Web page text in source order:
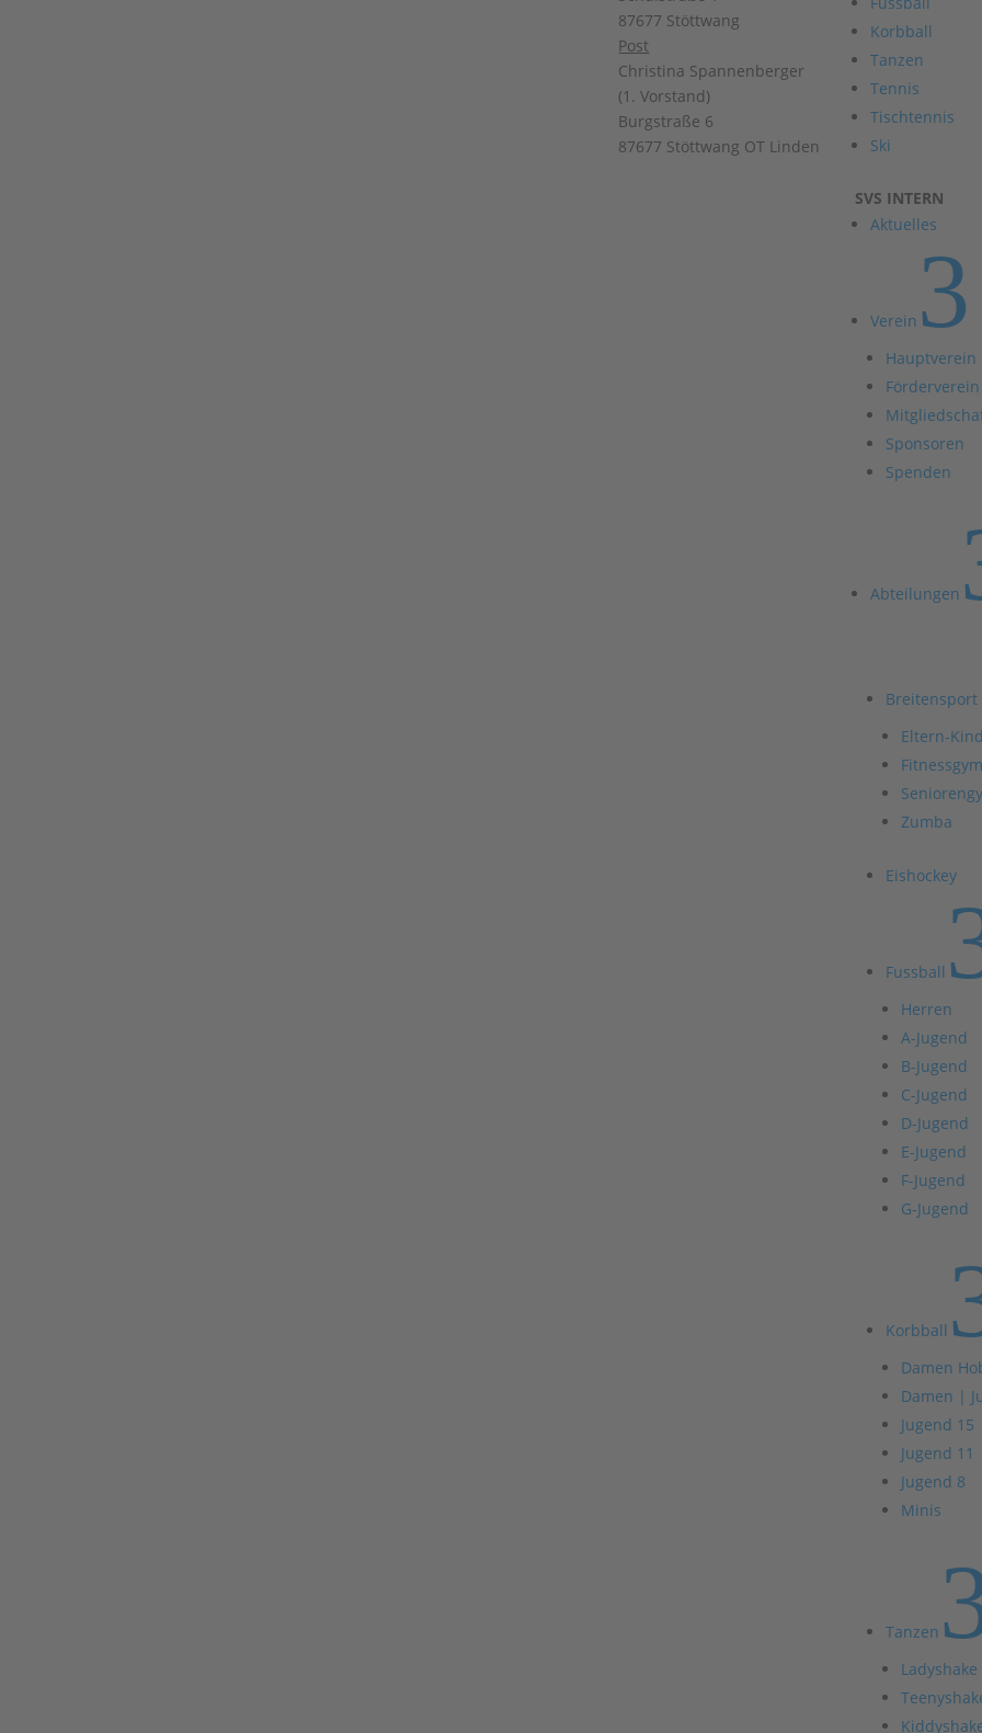
87677 Stöttwang
Post
Christina Spannenberger
(1. Vorstand)
Burgstraße 6
87677 Stöttwang OT Linden
Korbball
Tanzen
Tennis
Tischtennis
Ski
SVS INTERN
Aktuelles
Verein 3
Hauptverein
Förderverein
Sponsoren
Spenden
Abteilungen
Breitensport
Eltern-
Zumba
Eishockey
Fussball
Herren
A-Jugend
B-Jugend
C-Jugend
D-Jugend
E-Jugend
F-Jugend
G-Jugend
Korbball
Damen
Damen |
Jugend 15
Jugend 11
Jugend 8
Minis
Tanzen
Ladyshake